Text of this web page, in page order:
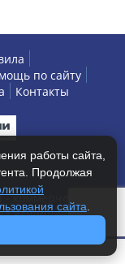
по сайту
Контакты
коммерческая
защищены.
работы сайта,
Продолжая
сайта